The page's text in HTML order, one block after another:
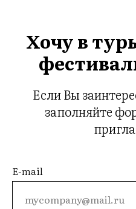
Хочу в
Если Вы
заполняйте
E-mail